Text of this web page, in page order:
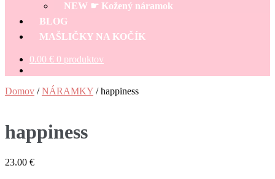
NEW ☛ Kožený náramok
BLOG
MAŠLIČKY NA KOČÍK
0.00 € 0 produktov
Domov /NÁRAMKY /happiness
happiness
23.00 €